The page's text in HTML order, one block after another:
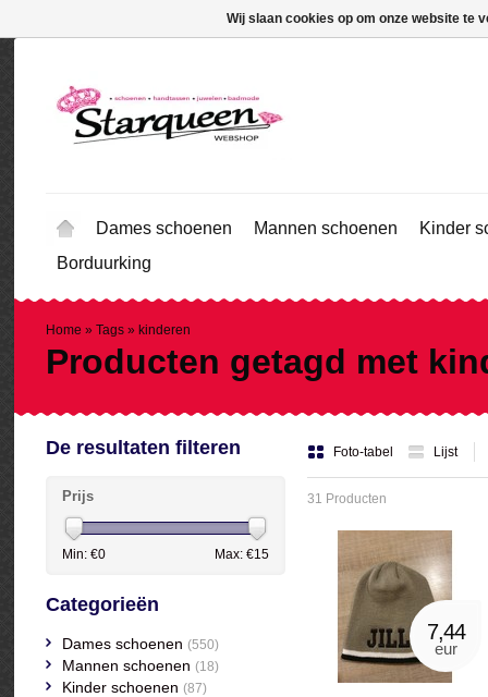
Dames schoenen Mannen schoenen
Kinder
Borduurking
Home » Tags » kinderen
Producten getagd met
Foto-tabel Lijst
31 Producten
7,44
eur
De resultaten filteren
Prijs
Min: €0 Max: €15
Categorieën
Dames schoenen (550)
Mannen schoenen (18)
Kinder schoenen (87)
Wij slaan cookies op om onze website te